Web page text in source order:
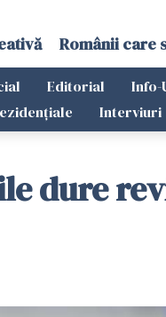
Românii care
Editorial Info-
Interviuri
dure